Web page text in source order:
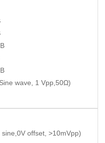
wave, 1 Vpp,50Ω)
offset, >10mVpp)